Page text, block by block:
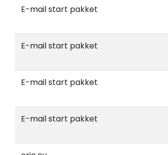
E-mail start pakket
E-mail start pakket
E-mail start pakket
E-mail start pakket